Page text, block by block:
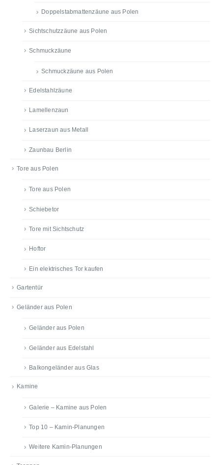
Doppelstabmattenzäune aus Polen
Sichtschutzzäune aus Polen
Schmuckzäune
Schmuckzäune aus Polen
Edelstahlzäune
Lamellenzaun
Laserzaun aus Metall
Zaunbau Berlin
Tore aus Polen
Tore aus Polen
Schiebetor
Tore mit Sichtschutz
Hoftor
Ein elektrisches Tor kaufen
Gartentür
Geländer aus Polen
Geländer aus Polen
Geländer aus Edelstahl
Balkongeländer aus Glas
Kamine
Galerie – Kamine aus Polen
Top 10 – Kamin-Planungen
Weitere Kamin-Planungen